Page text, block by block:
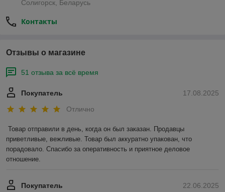
Солигорск, Беларусь
Контакты
Отзывы о магазине
51 отзыва за всё время
17.08.2025
Покупатель
Отлично
Товар отправили в день, когда он был заказан. Продавцы
приветливые, вежливые. Товар был аккуратно упакован, что
порадовало. Спасибо за оперативность и приятное деловое
отношение.
22.06.2025
Покупатель